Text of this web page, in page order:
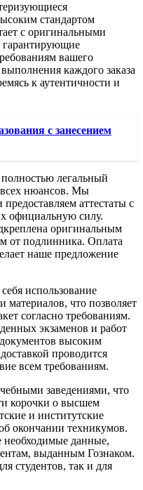
стандартом
с оригинальными
гарантирующие
вашего
каждого заказа
к аутентичности и
с занесением
легальный
нюансов. Мы
аттестаты с
официальную силу.
оригинальным
от подлинника. Оплата
наше предложение
использование
материалов, что позволяет
согласно требованиям.
экзаменов и работ
документов высоким
проводится
всем требованиям.
заведениями, что
корочки о высшем
и институтские
окончании техникумов.
необходимые данные,
выданным Гознаком.
студентов, так и для